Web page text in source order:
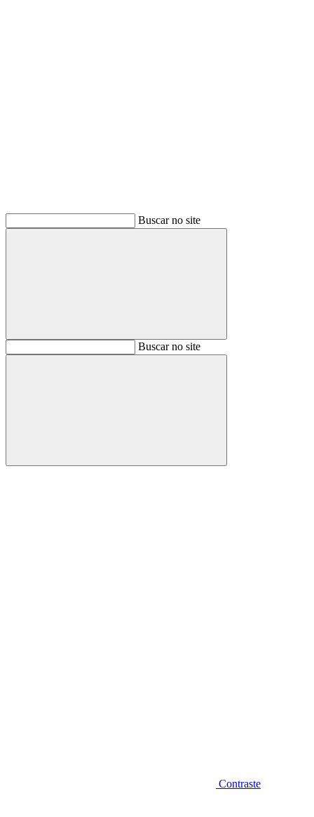
Buscar no site
BuscarBuscar no site
Buscar
Contraste